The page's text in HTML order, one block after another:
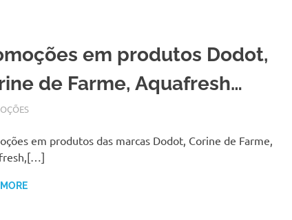
em produtos Dodot,
de Farme, Aquafresh…
28, 2017
em produtos das marcas Dodot, Corine de Farme,